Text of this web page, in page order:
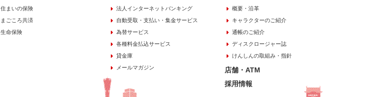
住まいの保険
まごころ共済
生命保険
法人インターネットバンキング
自動受取・支払い・集金サービス
為替サービス
各種料金払込サービス
貸金庫
メールマガジン
概要・沿革
キャラクターのご紹介
通帳のご紹介
ディスクロージャー誌
けんしんの取組み・指針
店舗・ATM
採用情報